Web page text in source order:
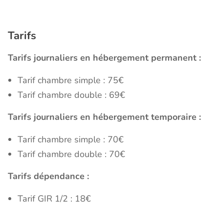
Tarifs
Tarifs journaliers en hébergement permanent :
Tarif chambre simple : 75€
Tarif chambre double : 69€
Tarifs journaliers en hébergement temporaire :
Tarif chambre simple : 70€
Tarif chambre double : 70€
Tarifs dépendance :
Tarif GIR 1/2 : 18€